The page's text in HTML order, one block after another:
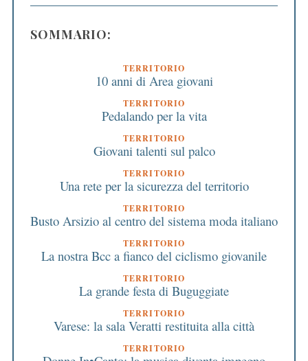
SOMMARIO:
TERRITORIO
10 anni di Area giovani
TERRITORIO
Pedalando per la vita
TERRITORIO
Giovani talenti sul palco
TERRITORIO
Una rete per la sicurezza del territorio
TERRITORIO
Busto Arsizio al centro del sistema moda italiano
TERRITORIO
La nostra Bcc a fianco del ciclismo giovanile
TERRITORIO
La grande festa di Buguggiate
TERRITORIO
Varese: la sala Veratti restituita alla città
TERRITORIO